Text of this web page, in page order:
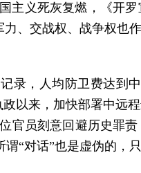
主义死灰复燃，《开
、交战权、战争权也
录，人均防卫费达到
以来，加快部署中远
官员刻意回避历史罪
“对话”也是虚伪的，